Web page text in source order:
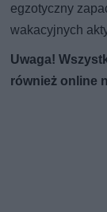
egzotyczny
wakacyjnych
Uwaga!
również online